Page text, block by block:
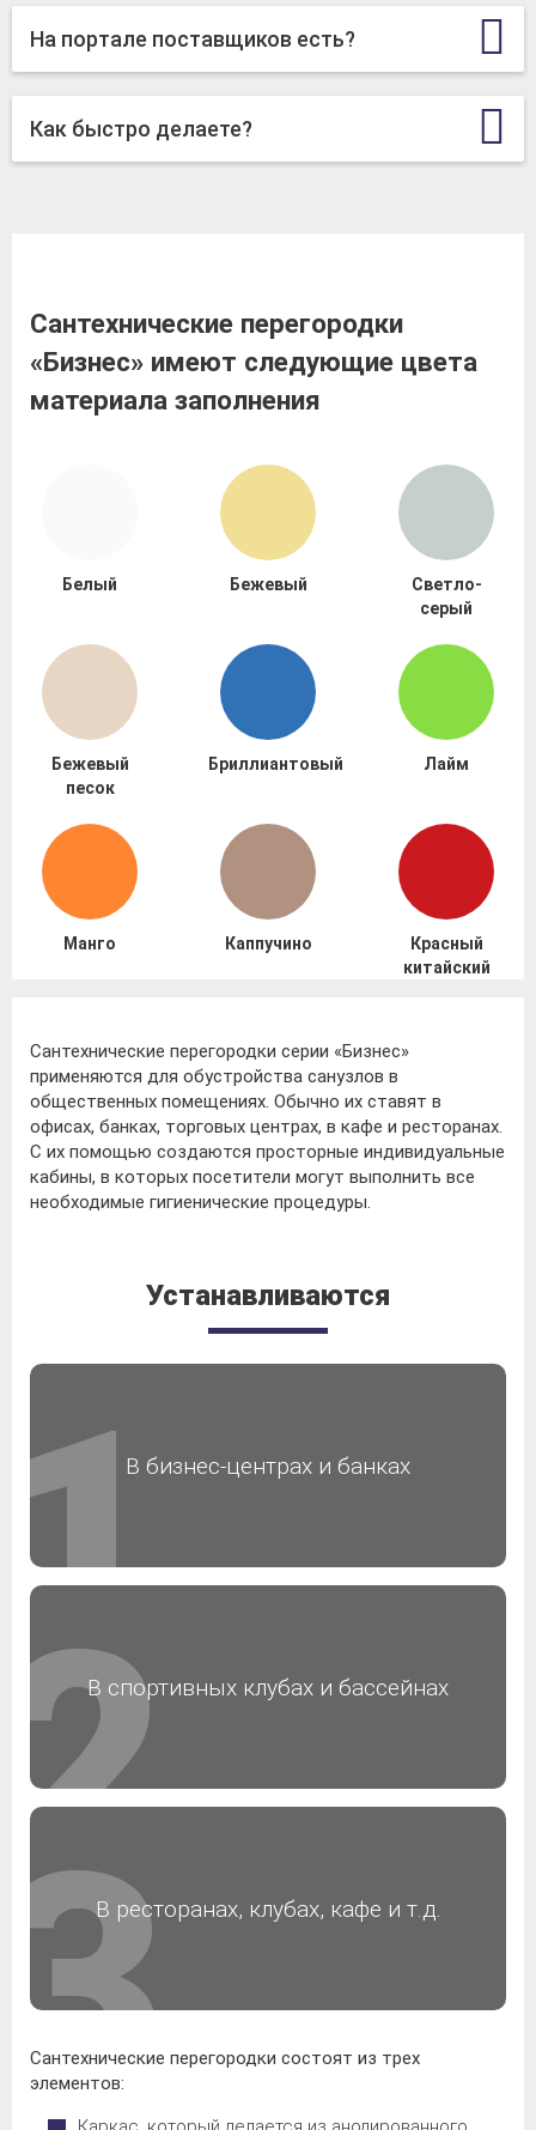
На портале поставщиков есть?
Как быстро делаете?
Сантехнические перегородки
«Бизнес» имеют следующие цвета
материала заполнения
Белый Бежевый
Светло-
серый
Бежевый
песок
Бриллиантовый Лайм
Манго Каппучино
Красный
китайский
Сантехнические перегородки серии «Бизнес»
применяются для обустройства санузлов в
общественных помещениях. Обычно их ставят в
офисах, банках, торговых центрах, в кафе и ресторанах.
С их помощью создаются просторные индивидуальные
кабины, в которых посетители могут выполнить все
необходимые гигиенические процедуры.
Устанавливаются
В бизнес-центрах и банках
В спортивных клубах и бассейнах
В ресторанах, клубах, кафе и т.д.
Сантехнические перегородки состоят из трех
элементов: